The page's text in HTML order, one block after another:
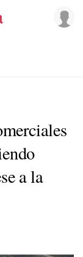
a la